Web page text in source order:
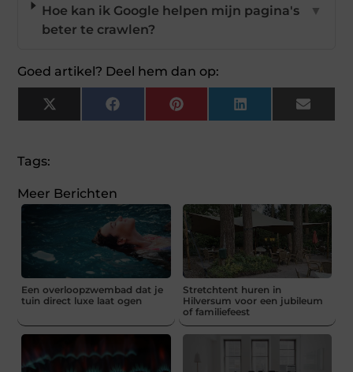
Hoe kan ik Google helpen mijn pagina's
beter te crawlen?
▼
Goed artikel? Deel hem dan op:
X
(Twitter)
FacebookPinterestLinkedIn Email
Tags:
Meer Berichten
Een overloopzwembad dat je
tuin direct luxe laat ogen
Stretchtent huren in
Hilversum voor een jubileum
of familiefeest